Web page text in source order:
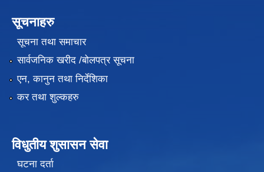
सूचनाहरु
सूचना तथा समाचार
सार्वजनिक खरीद /बोलपत्र सूचना
एन, कानुन तथा निर्देशिका
कर तथा शुल्कहरु
विधुतीय शुसासन सेवा
घटना दर्ता